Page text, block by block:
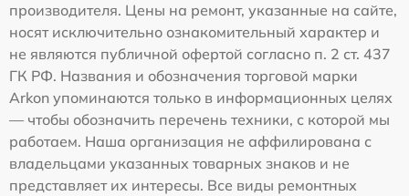
производителя. Цены на ремонт, указанные на сайте,
носят исключительно ознакомительный характер и
не являются публичной офертой согласно п. 2 ст. 437
ГК РФ. Названия и обозначения торговой марки
Arkon упоминаются только в информационных целях
— чтобы обозначить перечень техники, с которой мы
работаем. Наша организация не аффилирована с
владельцами указанных товарных знаков и не
представляет их интересы. Все виды ремонтных